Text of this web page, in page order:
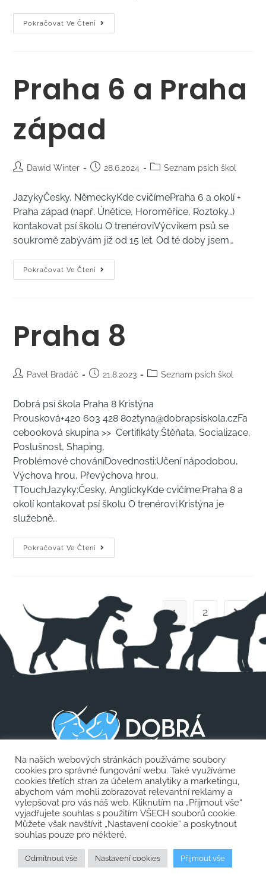
Pokračovat Ve Čtení
Praha 6 a Praha
západ
Dawid Winter 28.6.2024 Seznam psích škol
JazykyČesky, NěmeckyKde cvičímePraha 6 a okolí +
Praha západ (např. Únětice, Horoměřice, Roztoky…)
kontakovat psí školu O trenéroviVýcvikem psů se
soukromě zabývám již od 15 let. Od té doby jsem…
Pokračovat Ve Čtení
Praha 8
Pavel Bradáč 21.8.2023 Seznam psích škol
Dobrá psí škola Praha 8 Kristýna
Prousková+420 603 428 802tyna@dobrapsiskola.czFa
cebooková skupina >> Certifikáty:Štěňata, Socializace,
Poslušnost, Shaping,
Problémové chováníDovednosti:Učení nápodobou,
Výchova hrou, Převýchova hrou,
TTouchJazyky:Česky, AnglickyKde cvičíme:Praha 8 a
okolí kontakovat psí školu O trenérovi:Kristýna je
služebně…
Pokračovat Ve Čtení
1 2
info@dobrapsiskola.cz
všechna práva vyhrazena Dobrá psí škola © 2020 | foto www.freepik.com
Na našich webových stránkách používáme soubory
cookies pro správné fungování webu. Také využíváme
cookies třetích stran za účelem analytiky a marketingu,
abychom vám mohli zobrazovat relevantní reklamy a
vylepšovat pro vás náš web. Kliknutím na „Přijmout vše“
vyjadřujete souhlas s použitím VŠECH souborů cookie.
Můžete však navštívit „Nastavení cookie“ a poskytnout
souhlas pouze pro některé.
Odmítnout vše Nastavení cookies Přijmout vše